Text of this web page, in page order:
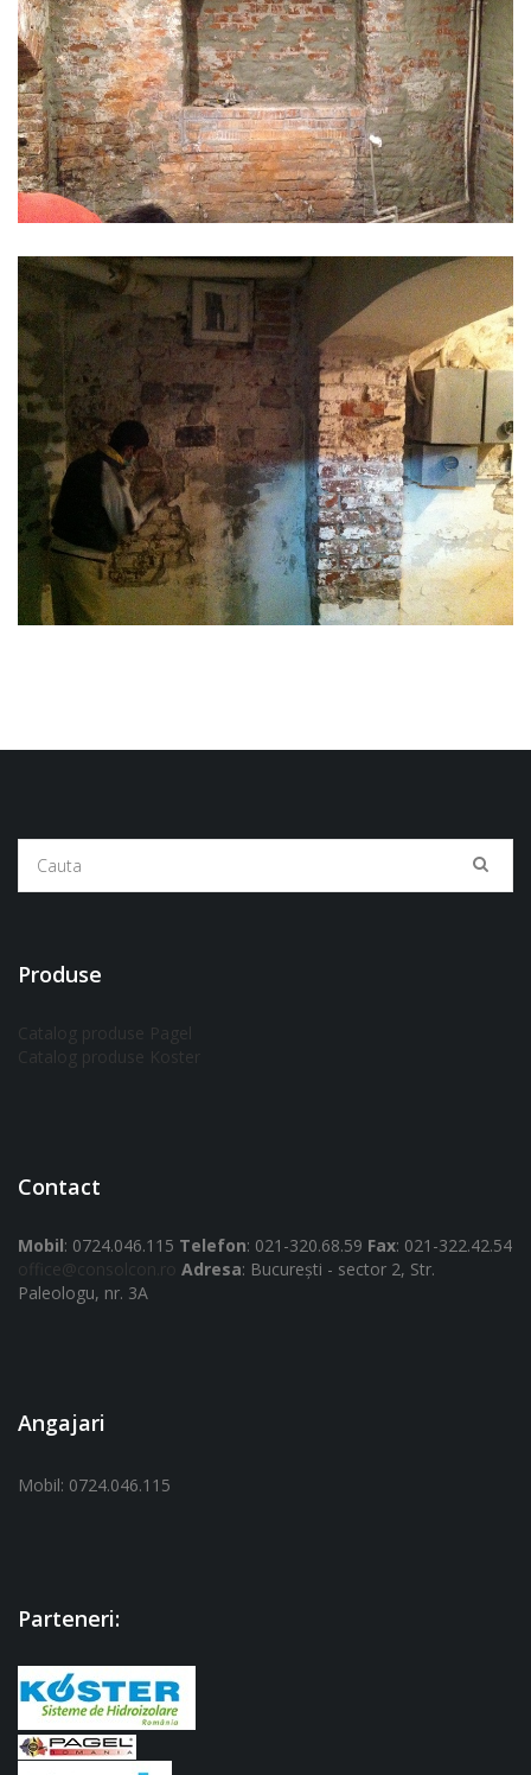
Produse
Catalog produse Pagel
Catalog produse Koster
Contact
Mobil: 0724.046.115 Telefon: 021-320.68.59 Fax: 021-322.42.54
office@consolcon.ro Adresa: Bucureşti - sector 2, Str.
Paleologu, nr. 3A
Angajari
Mobil: 0724.046.115
Parteneri: